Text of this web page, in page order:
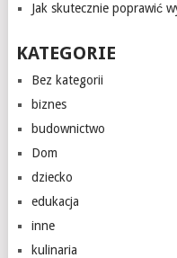
Jak skutecznie poprawić
KATEGORIE
Bez kategorii
biznes
budownictwo
Dom
dziecko
edukacja
inne
kulinaria